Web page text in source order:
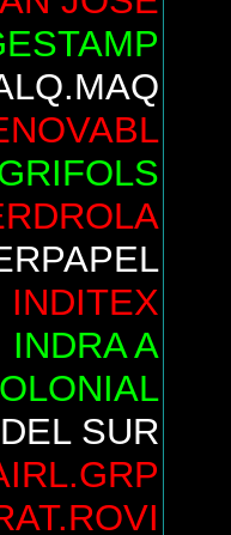
INDITEX
INDRA A
SUR